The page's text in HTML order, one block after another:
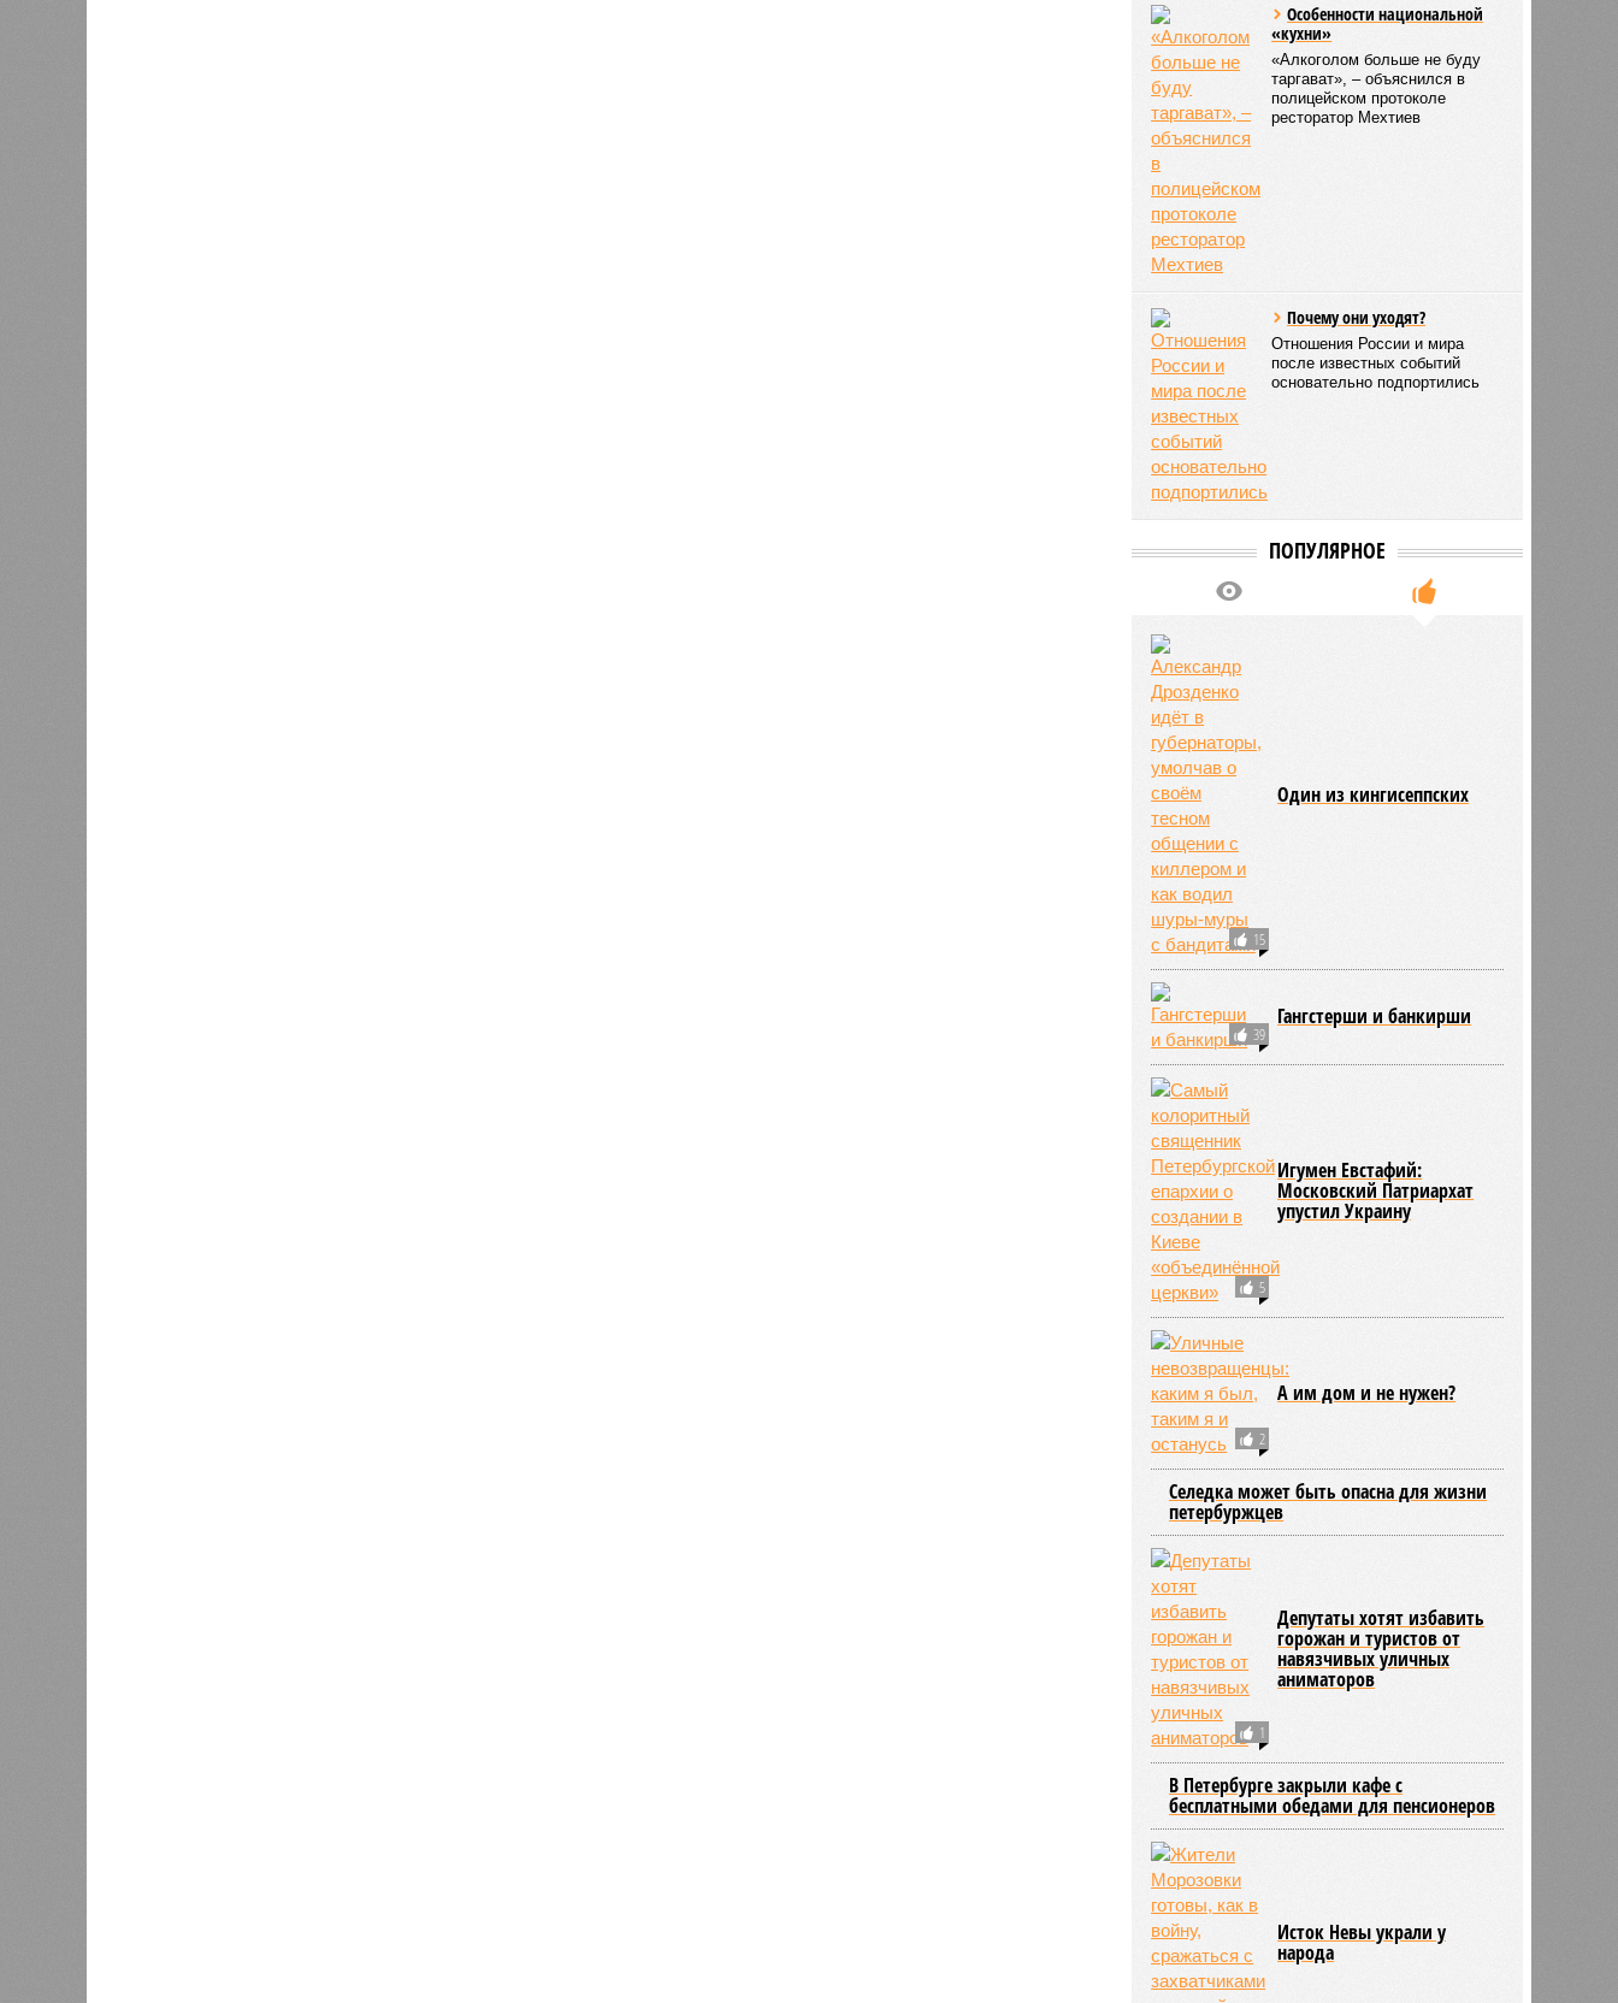
Особенности национальной
«кухни»
«Алкоголом больше не буду
таргават», – объяснился в
полицейском протоколе
ресторатор Мехтиев
Почему они уходят?
Отношения России и мира
после известных событий
основательно подпортились
ПОПУЛЯРНОЕ
15
Один из кингисеппских
39
Гангстерши и банкирши
5
Игумен Евстафий:
Московский Патриархат
упустил Украину
2
А им дом и не нужен?
Селедка может быть опасна для жизни
петербуржцев
1
Депутаты хотят избавить
горожан и туристов от
навязчивых уличных
аниматоров
В Петербурге закрыли кафе с
бесплатными обедами для пенсионеров
Исток Невы украли у
народа